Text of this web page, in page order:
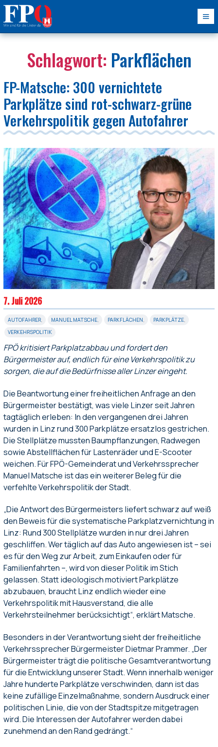
Schlagwort: Parkflächen
FP-Matsche: 300 vernichtete
Parkplätze sind rot-schwarz-grüne
Verkehrspolitik gegen Autofahrer
7. Juli 2026
AUTOFAHRER, MANUEL MATSCHE, PARKFLÄCHEN, PARKPLÄTZE,
VERKEHRSPOLITIK
FPÖ kritisiert Parkplatzabbau und fordert den
Bürgermeister auf, endlich für eine Verkehrspolitik zu
sorgen, die auf die Bedürfnisse aller Linzer eingeht.
Die Beantwortung einer freiheitlichen Anfrage an den
Bürgermeister bestätigt, was viele Linzer seit Jahren
tagtäglich erleben: In den vergangenen drei Jahren
wurden in Linz rund 300 Parkplätze ersatzlos gestrichen.
Die Stellplätze mussten Baumpflanzungen, Radwegen
sowie Abstellflächen für Lastenräder und E-Scooter
weichen. Für FPÖ-Gemeinderat und Verkehrssprecher
Manuel Matsche ist das ein weiterer Beleg für die
verfehlte Verkehrspolitik der Stadt.
„Die Antwort des Bürgermeisters liefert schwarz auf weiß
den Beweis für die systematische Parkplatzvernichtung in
Linz: Rund 300 Stellplätze wurden in nur drei Jahren
geschliffen. Wer täglich auf das Auto angewiesen ist – sei
es für den Weg zur Arbeit, zum Einkaufen oder für
Familienfahrten –, wird von dieser Politik im Stich
gelassen. Statt ideologisch motiviert Parkplätze
abzubauen, braucht Linz endlich wieder eine
Verkehrspolitik mit Hausverstand, die alle
Verkehrsteilnehmer berücksichtigt“, erklärt Matsche.
Besonders in der Verantwortung sieht der freiheitliche
Verkehrssprecher Bürgermeister Dietmar Prammer. „Der
Bürgermeister trägt die politische Gesamtverantwortung
für die Entwicklung unserer Stadt. Wenn innerhalb weniger
Jahre hunderte Parkplätze verschwinden, dann ist das
keine zufällige Einzelmaßnahme, sondern Ausdruck einer
politischen Linie, die von der Stadtspitze mitgetragen
wird. Die Interessen der Autofahrer werden dabei
zunehmend an den Rand gedrängt.“